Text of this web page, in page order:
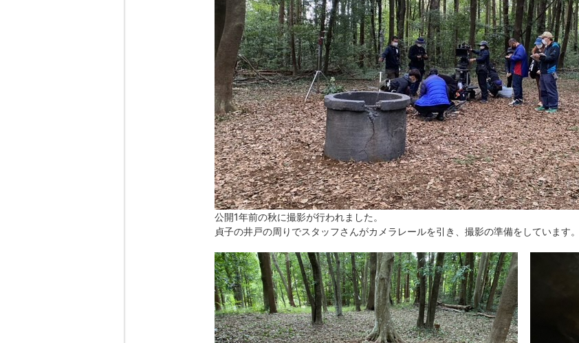
公開1年前の秋に撮影が行われました。
貞子の井戸の周りでスタッフさんがカメラレールを引き、撮影の準備をしています。